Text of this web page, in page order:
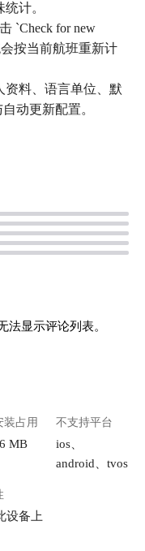
计。
`Check for new
会按当前航班重新计
资料、语言单位、默
动更新配置。
法显示评论列表。
装占用
MB
不支持平台
ios、
android、tvos
设备上